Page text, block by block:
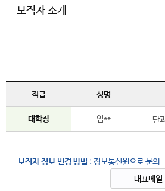
보직자 소개
직급 성명
대학장 임** 단
보직자 정보 변경 방법 : 정보통신원으로 문의
대표메